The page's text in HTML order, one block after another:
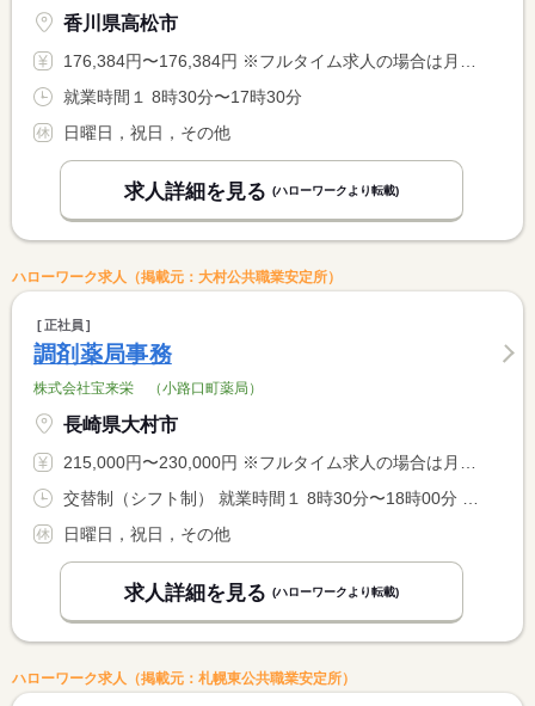
香川県高松市
176,384円〜176,384円 ※フルタイム求人の場合は月額（換算額）、パート求人の場合は時間額を表示しています。
就業時間１ 8時30分〜17時30分
日曜日，祝日，その他
求人詳細を見る (ハローワークより転載)
ハローワーク求人（掲載元：大村公共職業安定所）
正社員
調剤薬局事務
株式会社宝来栄 （小路口町薬局）
長崎県大村市
215,000円〜230,000円 ※フルタイム求人の場合は月額（換算額）、パート求人の場合は時間額を表示しています。
日曜日，祝日，その他
求人詳細を見る (ハローワークより転載)
ハローワーク求人（掲載元：札幌東公共職業安定所）